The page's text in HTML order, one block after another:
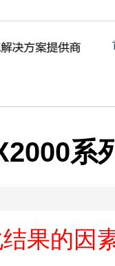
系
果的因